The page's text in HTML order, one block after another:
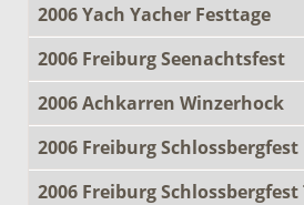
2006 Yach Yacher Festtage
2006 Freiburg Seenachtsfest
2006 Achkarren Winzerhock
2006 Freiburg Schlossbergfest
2006 Freiburg Schlossbergfest